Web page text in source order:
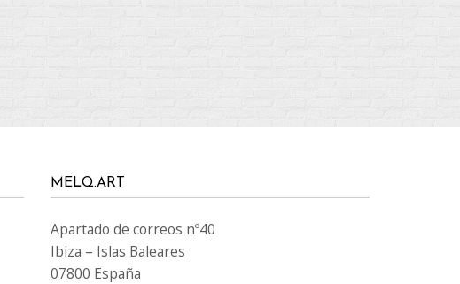
MELQ.ART
Apartado de correos nº40
Ibiza – Islas Baleares
07800 España